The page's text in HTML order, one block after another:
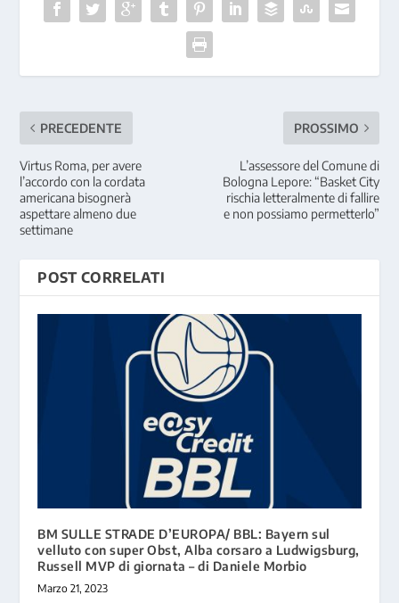
PRECEDENTE
Virtus Roma, per avere
l’accordo con la cordata
americana bisognerà
aspettare almeno due
settimane
PROSSIMO
L’assessore del Comune di
Bologna Lepore: “Basket City
rischia letteralmente di fallire
e non possiamo permetterlo”
POST CORRELATI
BM SULLE STRADE D’EUROPA/ BBL: Bayern sul
velluto con super Obst, Alba corsaro a Ludwigsburg,
Russell MVP di giornata – di Daniele Morbio
Marzo 21, 2023